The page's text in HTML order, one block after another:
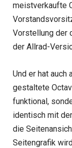
meistverkaufte
Vorstellung der
der Allrad-
Und er hat auch
gestaltete
funktional,
identisch mit
die
Seitengrafik